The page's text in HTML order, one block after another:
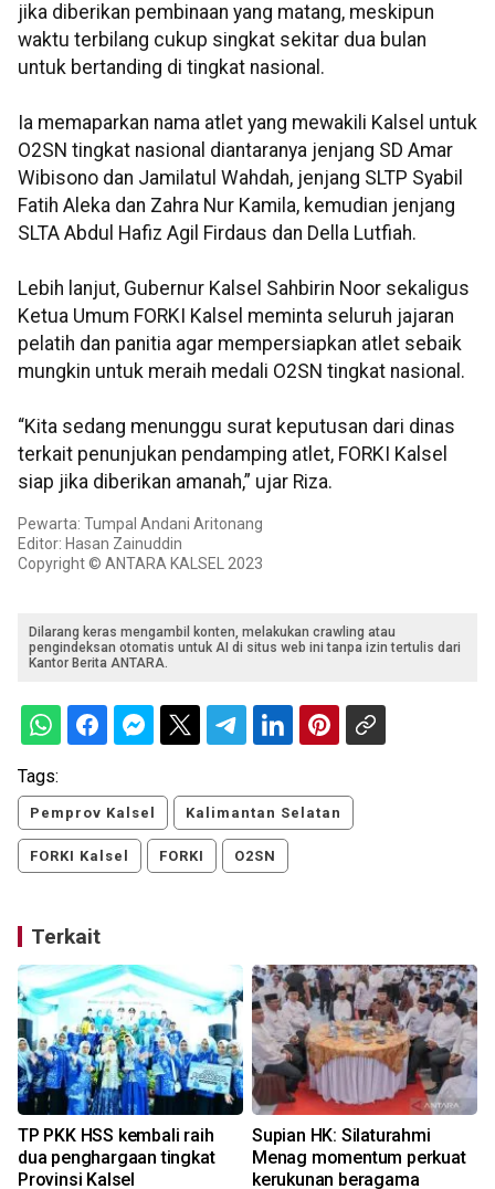
jika diberikan pembinaan yang matang, meskipun
waktu terbilang cukup singkat sekitar dua bulan
untuk bertanding di tingkat nasional.
Ia memaparkan nama atlet yang mewakili Kalsel untuk
O2SN tingkat nasional diantaranya jenjang SD Amar
Wibisono dan Jamilatul Wahdah, jenjang SLTP Syabil
Fatih Aleka dan Zahra Nur Kamila, kemudian jenjang
SLTA Abdul Hafiz Agil Firdaus dan Della Lutfiah.
Lebih lanjut, Gubernur Kalsel Sahbirin Noor sekaligus
Ketua Umum FORKI Kalsel meminta seluruh jajaran
pelatih dan panitia agar mempersiapkan atlet sebaik
mungkin untuk meraih medali O2SN tingkat nasional.
“Kita sedang menunggu surat keputusan dari dinas
terkait penunjukan pendamping atlet, FORKI Kalsel
siap jika diberikan amanah,” ujar Riza.
Pewarta: Tumpal Andani Aritonang
Editor: Hasan Zainuddin
Copyright © ANTARA KALSEL 2023
Dilarang keras mengambil konten, melakukan crawling atau
pengindeksan otomatis untuk AI di situs web ini tanpa izin tertulis dari
Kantor Berita ANTARA.
Tags:
Pemprov Kalsel Kalimantan Selatan
FORKI Kalsel FORKI O2SN
Terkait
TP PKK HSS kembali raih
dua penghargaan tingkat
Provinsi Kalsel
Supian HK: Silaturahmi
Menag momentum perkuat
kerukunan beragama